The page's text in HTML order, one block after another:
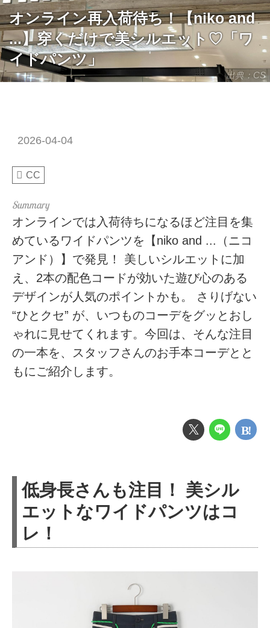
出典：CS
オンライン再入荷待ち！【niko and
...】穿くだけで美シルエット♡「ワ
イドパンツ」
2026-04-04
CC
オンラインでは入荷待ちになるほど注目を集
めているワイドパンツを【niko and ...（ニコ
アンド）】で発見！ 美しいシルエットに加
え、2本の配色コードが効いた遊び心のある
デザインが人気のポイントかも。 さりげない
“ひとクセ” が、いつものコーデをグッとおし
ゃれに見せてくれます。今回は、そんな注目
の一本を、スタッフさんのお手本コーデとと
もにご紹介します。
低身長さんも注目！ 美シル
エットなワイドパンツはコ
レ！